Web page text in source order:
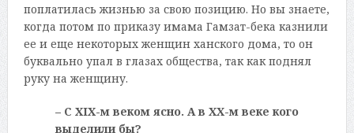
поплатилась жизнью за свою позицию. Но вы знаете,
когда потом по приказу имама Гамзат-бека казнили
ее и еще некоторых женщин ханского дома, то он
буквально упал в глазах общества, так как поднял
руку на женщину.
– С XIX-м веком ясно. А в ХХ-м веке кого
выделили бы?